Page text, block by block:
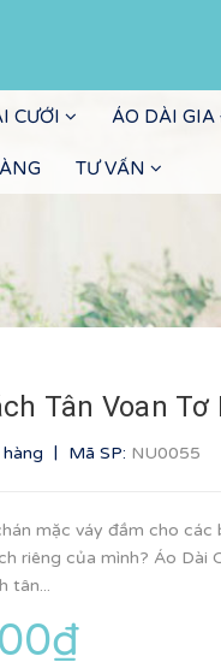
CƯỚI ÁO DÀI
TƯ VẤN
Tân Voan Tơ
| Mã SP: NU0055
mặc váy đầm cho
riêng của mình? Áo Dài
tân...